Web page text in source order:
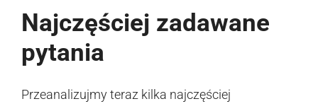
Najczęściej zadawane
pytania
Przeanalizujmy teraz kilka najczęściej